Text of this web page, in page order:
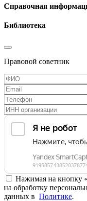
Справочная
Библиотека
Правовой советник
Нажимая на кнопку
на обработку
данных в Политике.